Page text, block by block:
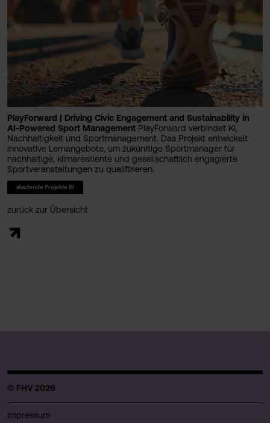
PlayForward | Driving Civic Engagement and Sustainability in
AI-Powered Sport Management PlayForward verbindet KI,
Nachhaltigkeit und Sportmanagement. Das Projekt entwickelt
innovative Lernangebote, um zukünftige Sportmanager für
nachhaltige, klimaresiliente und gesellschaftlich engagierte
Sportveranstaltungen zu qualifizieren.
#laufende Projekte BI
zurück zur Übersicht
© FHV 2026
Impressum